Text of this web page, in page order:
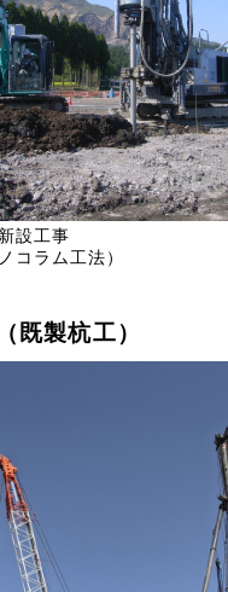
設工事
コラム工法）
既製杭工）